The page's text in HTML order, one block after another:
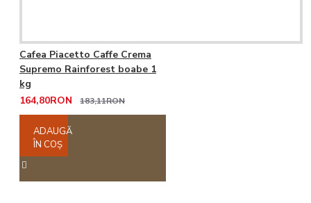
Cafea Piacetto Caffe Crema
Supremo Rainforest boabe 1
kg
164,80RON
183,11RON
ADAUGĂ
ÎN COŞ